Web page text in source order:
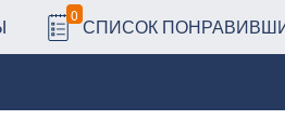
0 СПИСОК